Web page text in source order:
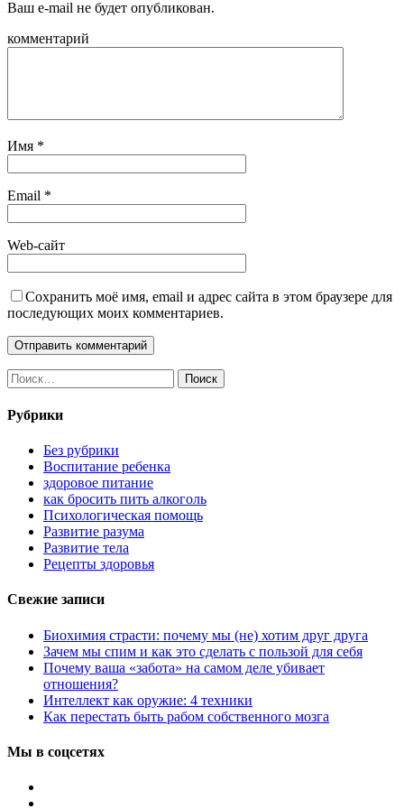
Ваш e-mail не будет опубликован.
комментарий
Имя *
Email *
Web-сайт
Сохранить моё имя, email и адрес сайта в этом браузере для
последующих моих комментариев.
Найти:
Рубрики
Без рубрики
Воспитание ребенка
здоровое питание
как бросить пить алкоголь
Психологическая помощь
Развитие разума
Развитие тела
Рецепты здоровья
Свежие записи
Биохимия страсти: почему мы (не) хотим друг друга
Зачем мы спим и как это сделать с пользой для себя
Почему ваша «забота» на самом деле убивает
отношения?
Интеллект как оружие: 4 техники
Как перестать быть рабом собственного мозга
Мы в соцсетях